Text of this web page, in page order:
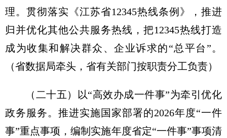
理。贯彻落实《江苏省12345热线条例》，推进
归并优化其他公共服务热线，把12345热线打造
成为收集和解决群众、企业诉求的“总平台”。
（省数据局牵头，省有关部门按职责分工负责）
（二十五）以“高效办成一件事”为牵引优化
政务服务。 推进实施国家部署的2026年度“一件
事”重点事项，编制实施年度省定“一件事”事项清